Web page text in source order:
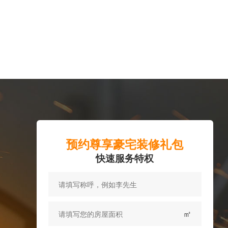
预约尊享豪宅装修礼包
快速服务特权
㎡